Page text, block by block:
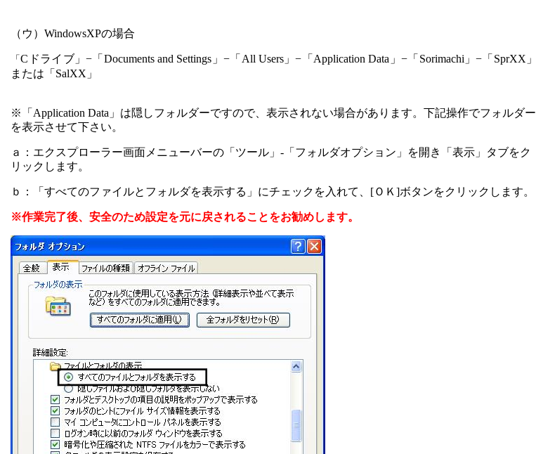
（ウ） WindowsXPの場合
「C ドライブ」−「 Documents and Settings 」−「 All Users」−「 Application Data 」−「 Sorimachi 」−「 SprXX 」
または「 SalXX 」
※「 Application Data 」は隠しフォルダーですので、表示されない場合があります。下記操作でフォルダー
を表示させて下さい。
ａ：エクスプローラー画面メニューバーの「ツール」 - 「フォルダオプション」を開き「表示」タブをク
リックします。
ｂ：「すべてのファイルとフォルダを表示する」にチェックを入れて、 [ＯＫ ]ボタンをクリックします。
※作業完了後、安全のため設定を元に戻されることをお勧めします。